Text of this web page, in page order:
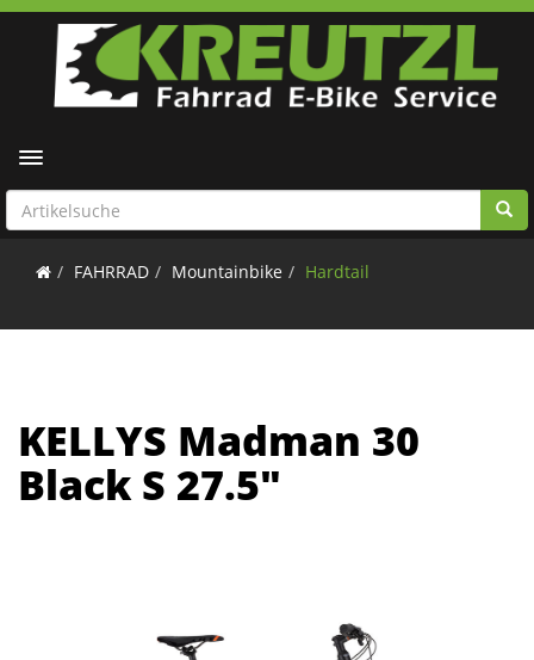
Toggle navigation
FAHRRAD Mountainbike Hardtail
KELLYS Madman 30
Black S 27.5"